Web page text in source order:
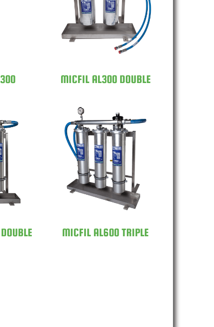
MICFIL AL300
DOUBLE
MICFIL AL300 DOUBLE
MICFIL AL600
TRIPLE
MICFIL AL600 TRIPLE